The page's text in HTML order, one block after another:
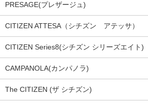
PRESAGE(プレザージュ)
CITIZEN ATTESA（シチズン アテッサ）
CITIZEN Series8(シチズン シリーズエイト)
CAMPANOLA(カンパノラ)
The CITIZEN (ザ シチズン)